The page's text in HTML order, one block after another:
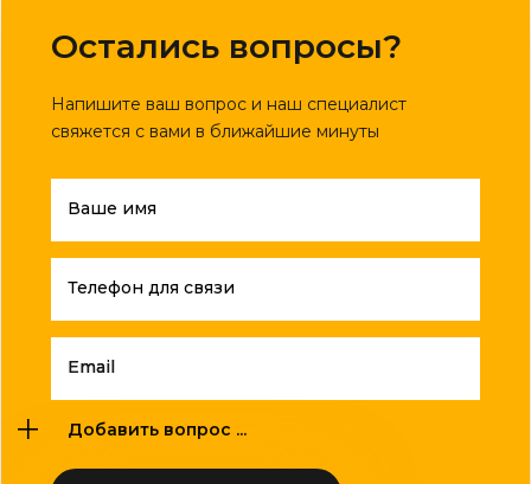
Остались вопросы?
Напишите ваш вопрос и наш специалист
свяжется с вами в ближайшие минуты
Ваше имя
Телефон для связи
Email
Добавить вопрос ...